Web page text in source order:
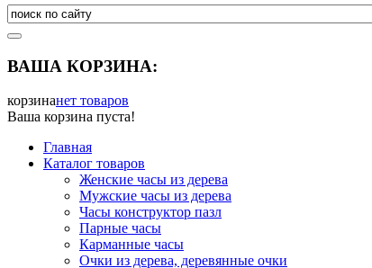
ВАША КОРЗИНА:
корзинанет товаров
Ваша корзина пуста!
Главная
Каталог товаров
Женские часы из дерева
Мужские часы из дерева
Часы конструктор пазл
Парные часы
Карманные часы
Очки из дерева, деревянные очки